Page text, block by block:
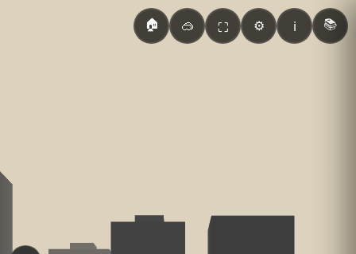
🏠 🥽 ⛶ ⚙️ ℹ️ 📚